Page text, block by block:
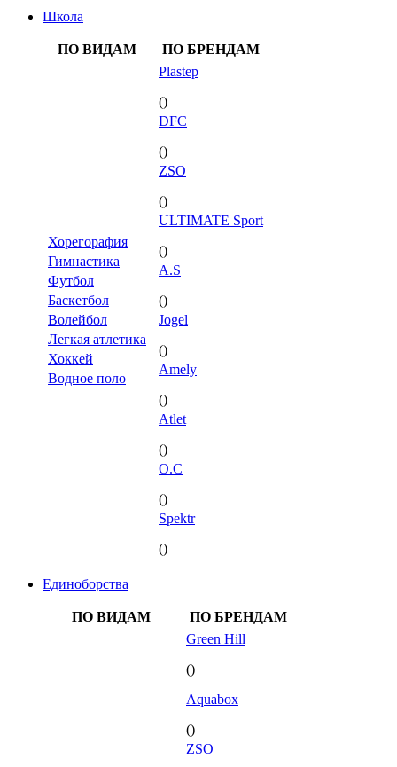
Школа
ПО ВИДАМ ПО БРЕНДАМ
Хорегорафия
Гимнастика
Футбол
Баскетбол
Волейбол
Легкая атлетика
Хоккей
Водное поло
Plastep
()
DFC
()
ZSO
()
ULTIMATE Sport
()
A.S
()
Jogel
()
Amely
()
Atlet
()
O.C
()
Spektr
()
Единоборства
ПО ВИДАМ
ПО БРЕНДАМ
Green Hill
()
Aquabox
()
ZSO